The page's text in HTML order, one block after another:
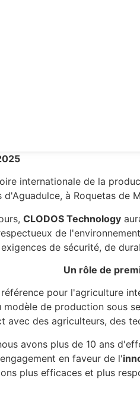
internationale de la
à Roquetas de
CLODOS Technology
de
de sécurité, de
Un rôle de
pour l'agriculture
de production sous
avec des agriculteurs, des
avons plus de 10 ans
en faveur de l'
plus efficaces et plus